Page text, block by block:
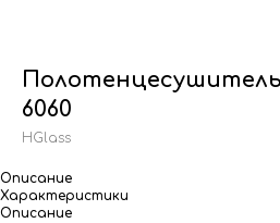
Полотенцесушитель
6060
HGlass
Описание
Характеристики
Описание